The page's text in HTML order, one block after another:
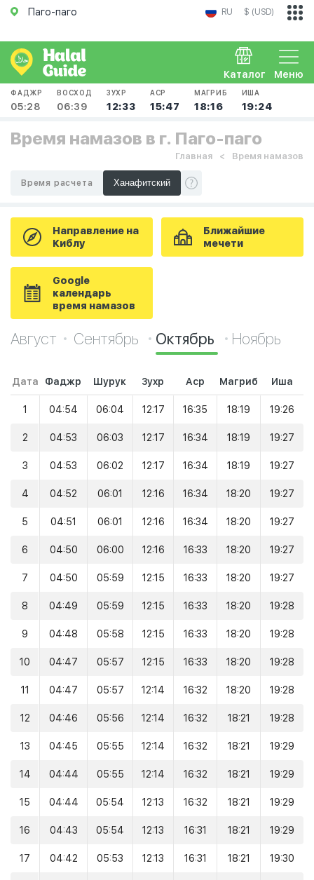
Паго-паго RU $ (USD)
Меню
Каталог
ФАДЖР
05:28
ВОСХОД
06:39
ЗУХР
12:33
АСР
15:47
МАГРИБ
18:16
ИША
19:24
Время намазов в г. Паго-паго
Главная Время намазов
Время расчета
Направление на
Киблу
Ближайшие
мечети
Google
календарь
время намазов
Август Сентябрь Октябрь Ноябрь
Дата Фаджр Шурук Зухр Аср Магриб Иша
1 04:54 06:04 12:17 16:35 18:19 19:26
2 04:53 06:03 12:17 16:34 18:19 19:27
3 04:53 06:02 12:17 16:34 18:19 19:27
4 04:52 06:01 12:16 16:34 18:20 19:27
5 04:51 06:01 12:16 16:34 18:20 19:27
6 04:50 06:00 12:16 16:33 18:20 19:27
7 04:50 05:59 12:15 16:33 18:20 19:27
8 04:49 05:59 12:15 16:33 18:20 19:28
9 04:48 05:58 12:15 16:33 18:20 19:28
10 04:47 05:57 12:15 16:33 18:20 19:28
11 04:47 05:57 12:14 16:32 18:20 19:28
12 04:46 05:56 12:14 16:32 18:21 19:28
13 04:45 05:55 12:14 16:32 18:21 19:29
14 04:44 05:55 12:14 16:32 18:21 19:29
15 04:44 05:54 12:13 16:32 18:21 19:29
16 04:43 05:54 12:13 16:31 18:21 19:29
17 04:42 05:53 12:13 16:31 18:21 19:30